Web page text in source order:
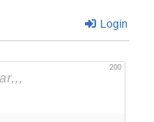
Login
200